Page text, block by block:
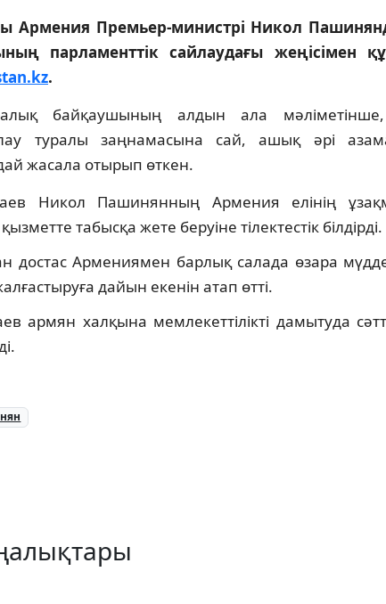
Армения Премьер-министрі Никол
парламенттік сайлаудағы жеңісімен
.
байқаушының алдын ала
туралы заңнамасына сай, ашық әрі
жасала отырып өткен.
Никол Пашинянның Армения елінің
табысқа жете беруіне тілектестік білдірді.
достас Армениямен барлық салада өзара
дайын екенін атап өтті.
армян халқына мемлекеттілікті дамытуда